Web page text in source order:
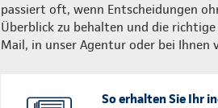
passiert oft, wenn Entscheidungen
Überblick zu behalten und die
Mail, in unser Agentur oder bei Ihnen
So erhalten Sie Ihr